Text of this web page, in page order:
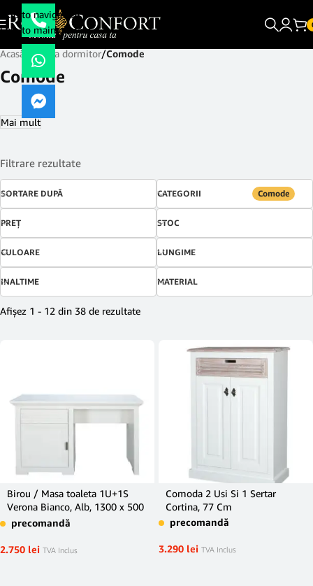
Skip to navigation
Skip to main content
Acasă Mobila dormitor/Comode
Comode
Mai mult
Filtrare rezultate
SORTARE DUPĂ CATEGORII Comode
PREŢ STOC
CULOARE LUNGIME
INALTIME MATERIAL
Afișez 1 - 12 din 38 de rezultate
Birou / Masa toaleta 1U+1S
Verona Bianco, Alb, 1300 x 500
x 770 mm.
precomandă
2.750 lei TVA Inclus
Comoda 2 Usi Si 1 Sertar
Cortina, 77 Cm
precomandă
3.290 lei TVA Inclus